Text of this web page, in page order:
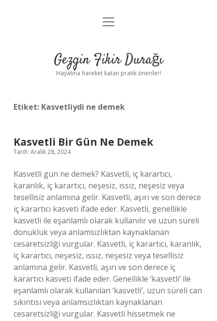
Anasayfa
Yasal Uyarı
menüyü
Gezgin Fikir Durağı
Hayatına hareket katan pratik öneriler!
Etiket: Kasvetliydi ne demek
Kasvetli Bir Gün Ne Demek
Tarih: Aralık 28, 2024
Kasvetli gün ne demek? Kasvetli, iç karartıcı,
karanlık, iç karartıcı, neşesiz, ıssız, neşesiz veya
tesellisiz anlamına gelir. Kasvetli, aşırı ve son derece
iç karartıcı kasveti ifade eder. Kasvetli, genellikle
kasvetli ile eşanlamlı olarak kullanılır ve uzun süreli
donukluk veya anlamsızlıktan kaynaklanan
cesaretsizliği vurgular. Kasvetli, iç karartıcı, karanlık,
iç karartıcı, neşesiz, ıssız, neşesiz veya tesellisiz
anlamına gelir. Kasvetli, aşırı ve son derece iç
karartıcı kasveti ifade eder. Genellikle ‘kasvetli’ ile
eşanlamlı olarak kullanılan ‘kasvetli’, uzun süreli can
sıkıntısı veya anlamsızlıktan kaynaklanan
cesaretsizliği vurgular. Kasvetli hissetmek ne